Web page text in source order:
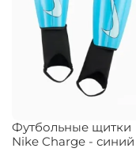
Футбольные щитки
Nike Charge - синий